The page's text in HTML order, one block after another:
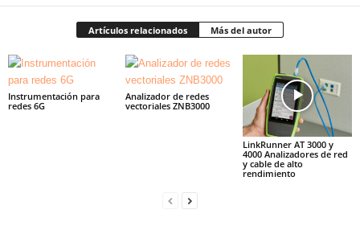
Artículos relacionados Más del autor
Instrumentación para
redes 6G
Analizador de redes
vectoriales ZNB3000
LinkRunner AT 3000 y
4000 Analizadores de red
y cable de alto
rendimiento